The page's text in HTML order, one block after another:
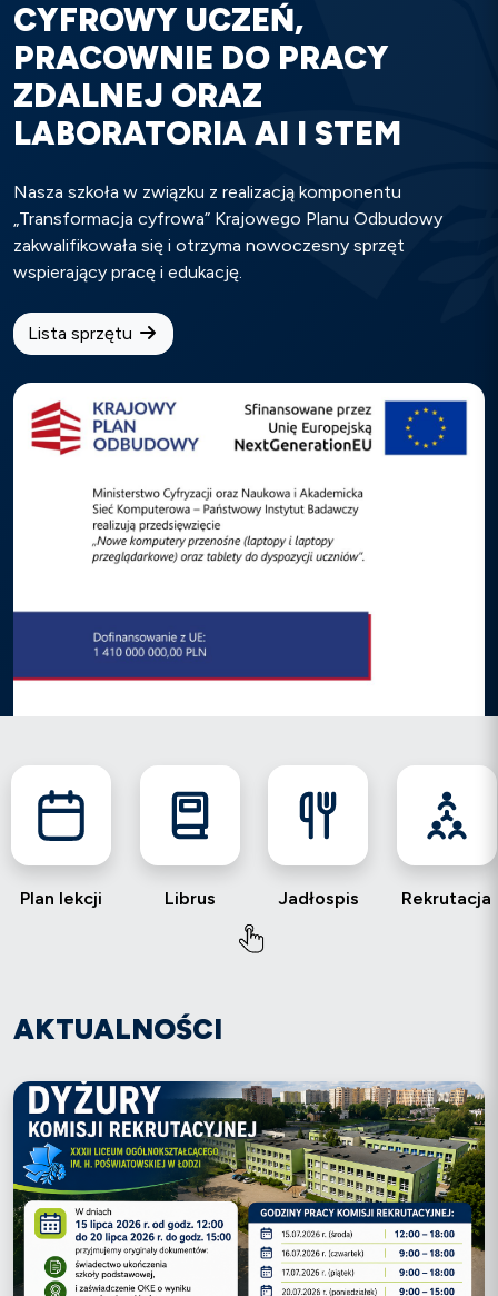
CYFROWY UCZEŃ,
PRACOWNIE DO PRACY
ZDALNEJ ORAZ
LABORATORIA AI I STEM
Nasza szkoła w związku z realizacją komponentu
„Transformacja cyfrowa” Krajowego Planu Odbudowy
zakwalifikowała się i otrzyma nowoczesny sprzęt
wspierający pracę i edukację.
Lista sprzętu
Plan lekcji Librus Jadłospis Rekrutacja
AKTUALNOŚCI